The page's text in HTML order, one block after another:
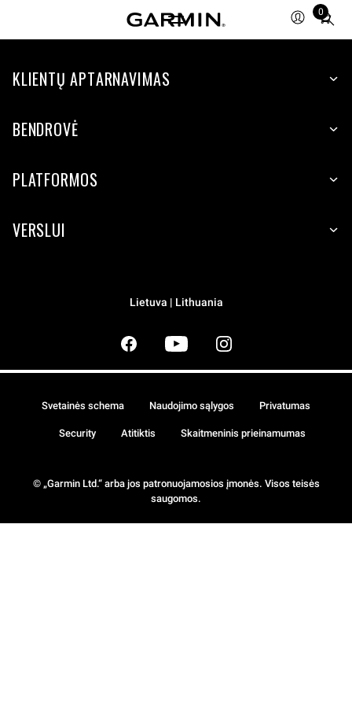
0
Total
items
cart:
KLIENTŲ APTARNAVIMAS
BENDROVĖ
PLATFORMOS
VERSLUI
Lietuva | Lithuania
© „Garmin Ltd.“ arba jos patronuojamosios įmonės. Visos teisės
saugomos.
Svetainės schema Naudojimo sąlygos Privatumas
Security Atitiktis Skaitmeninis prieinamumas